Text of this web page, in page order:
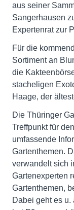
aus seiner
Sangerhausen
Expertenrat zur
Für die
Sortiment an
die
stacheligen
Haage, der
Die Thüringer
Treffpunkt für
umfassende
Gartenthemen.
verwandelt sich
Gartenexperten
Gartenthemen,
Dabei geht es